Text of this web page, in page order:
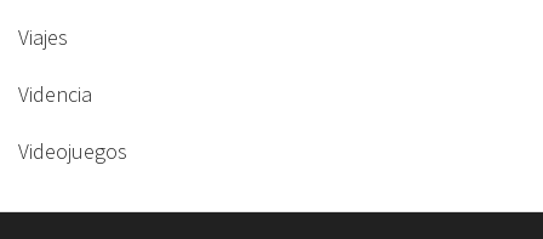
Viajes
Videncia
Videojuegos